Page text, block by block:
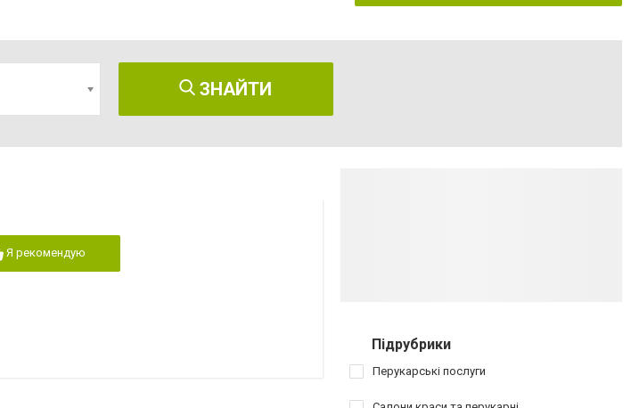
ЗНАЙТИ
Я рекомендую
Підрубрики
Перукарські послуги